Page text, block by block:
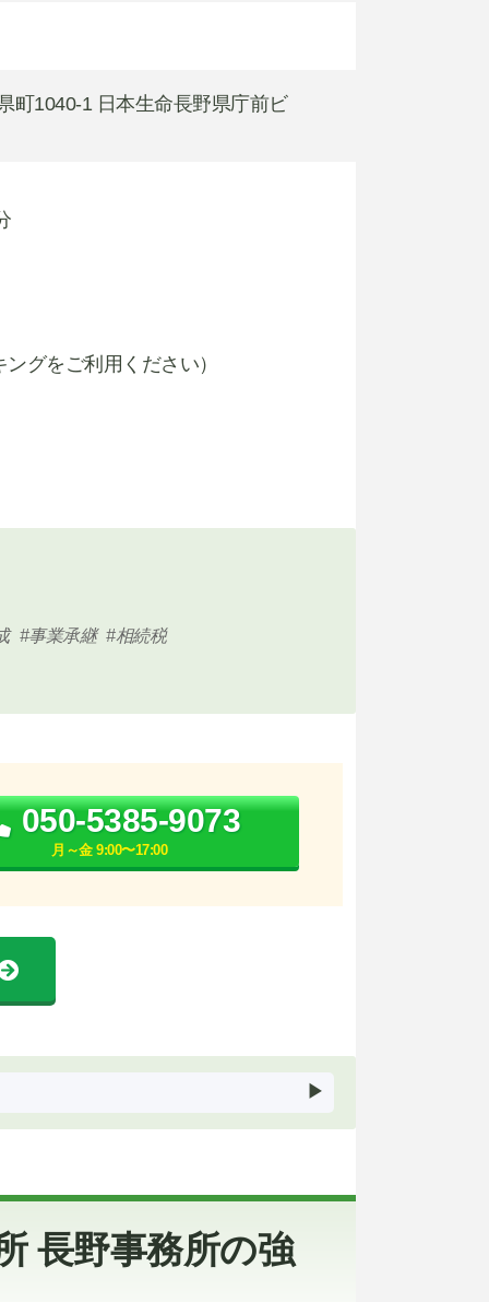
町1040-1 日本生命長野県庁前ビ
グをご利用ください）
事業承継 相続税
050-5385-9073
月～金 9:00〜17:00
長野事務所の強